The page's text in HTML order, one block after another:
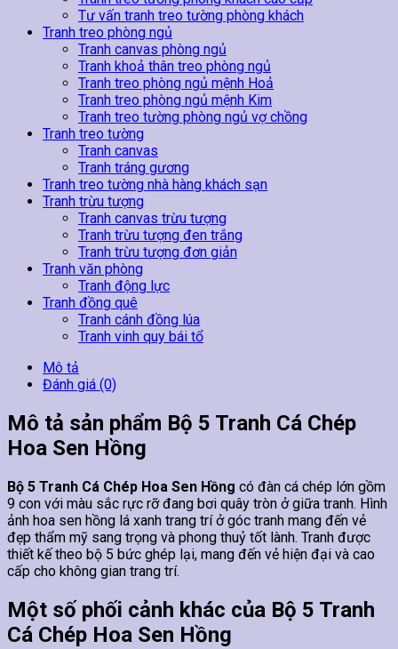
Tư vấn tranh treo tường phòng khách
Tranh treo phòng ngủ
Tranh canvas phòng ngủ
Tranh khoả thân treo phòng ngủ
Tranh treo phòng ngủ mệnh Hoả
Tranh treo phòng ngủ mệnh Kim
Tranh treo tường phòng ngủ vợ chồng
Tranh treo tường
Tranh canvas
Tranh tráng gương
Tranh treo tường nhà hàng khách sạn
Tranh trừu tượng
Tranh canvas trừu tượng
Tranh trừu tượng đen trắng
Tranh trừu tượng đơn giản
Tranh văn phòng
Tranh động lực
Tranh đồng quê
Tranh cánh đồng lúa
Tranh vinh quy bái tổ
Mô tả
Đánh giá (0)
Mô tả sản phẩm Bộ 5 Tranh Cá Chép
Hoa Sen Hồng
Bộ 5 Tranh Cá Chép Hoa Sen Hồng có đàn cá chép lớn gồm
9 con với màu sắc rực rỡ đang bơi quây tròn ở giữa tranh. Hình
ảnh hoa sen hồng lá xanh trang trí ở góc tranh mang đến vẻ
đẹp thẩm mỹ sang trọng và phong thuỷ tốt lành. Tranh được
thiết kế theo bộ 5 bức ghép lại, mang đến vẻ hiện đại và cao
cấp cho không gian trang trí.
Một số phối cảnh khác của Bộ 5 Tranh
Cá Chép Hoa Sen Hồng